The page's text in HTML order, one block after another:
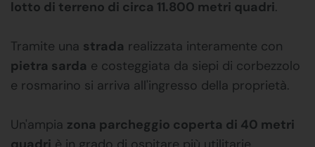
lotto di terreno di circa 11.800 metri quadri.
Tramite una strada realizzata interamente con
pietra sarda e costeggiata da siepi di corbezzolo
e rosmarino si arriva all'ingresso della proprietà.
Un'ampia zona parcheggio coperta di 40 metri